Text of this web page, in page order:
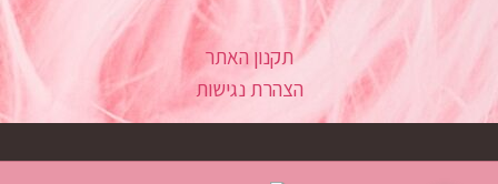
תקנון האתר
הצהרת נגישות